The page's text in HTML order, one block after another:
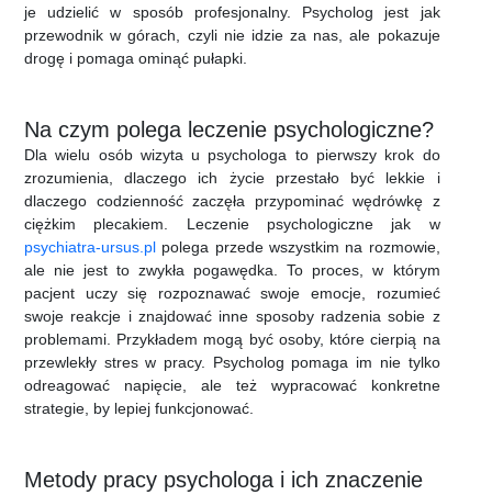
je udzielić w sposób profesjonalny. Psycholog jest jak
przewodnik w górach, czyli nie idzie za nas, ale pokazuje
drogę i pomaga ominąć pułapki.
Na czym polega leczenie psychologiczne?
Dla wielu osób wizyta u psychologa to pierwszy krok do
zrozumienia, dlaczego ich życie przestało być lekkie i
dlaczego codzienność zaczęła przypominać wędrówkę z
ciężkim plecakiem. Leczenie psychologiczne jak w
psychiatra-ursus.pl polega przede wszystkim na rozmowie,
ale nie jest to zwykła pogawędka. To proces, w którym
pacjent uczy się rozpoznawać swoje emocje, rozumieć
swoje reakcje i znajdować inne sposoby radzenia sobie z
problemami. Przykładem mogą być osoby, które cierpią na
przewlekły stres w pracy. Psycholog pomaga im nie tylko
odreagować napięcie, ale też wypracować konkretne
strategie, by lepiej funkcjonować.
Metody pracy psychologa i ich znaczenie